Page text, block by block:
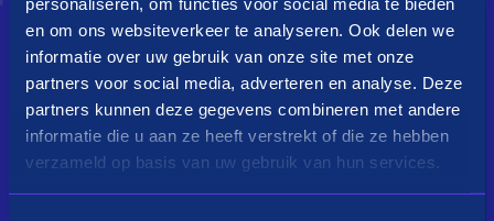
en om ons websiteverkeer te analyseren. Ook delen we
informatie over uw gebruik van onze site met onze
partners voor social media, adverteren en analyse. Deze
partners kunnen deze gegevens combineren met andere
informatie die u aan ze heeft verstrekt of die ze hebben
verzameld op basis van uw gebruik van hun services.